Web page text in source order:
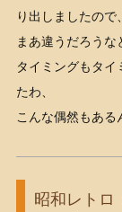
り出しましたので、
まあ違うだろうな
タイミングもタイ
たわ、
こんな偶然もある
昭和レトロ